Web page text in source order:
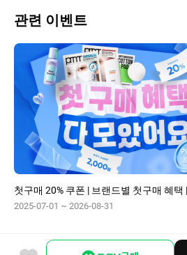
관련 이벤트
2025-07-01 ~ 2026-08-31